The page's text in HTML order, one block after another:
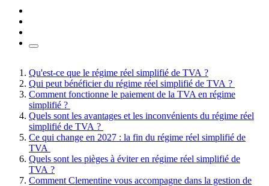
Qu'est-ce que le régime réel simplifié de TVA ?
Qui peut bénéficier du régime réel simplifié de TVA ?
Comment fonctionne le paiement de la TVA en régime
simplifié ?
Quels sont les avantages et les inconvénients du régime réel
simplifié de TVA ?
Ce qui change en 2027 : la fin du régime réel simplifié de
TVA
Quels sont les pièges à éviter en régime réel simplifié de
TVA ?
Comment Clementine vous accompagne dans la gestion de